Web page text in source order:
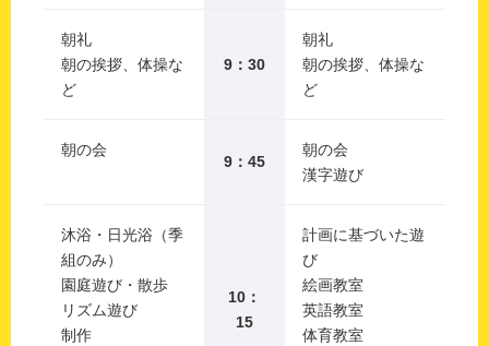
朝礼
朝の挨拶、体操な
ど
9：30
朝礼
朝の挨拶、体操な
ど
朝の会
9：45
朝の会
漢字遊び
沐浴・日光浴（季
組のみ）
園庭遊び・散歩
リズム遊び
制作
10：
15
計画に基づいた遊
び
絵画教室
英語教室
体育教室